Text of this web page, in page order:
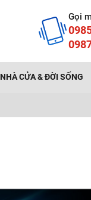
Gọi
NHÀ CỬA & ĐỜI SỐNG